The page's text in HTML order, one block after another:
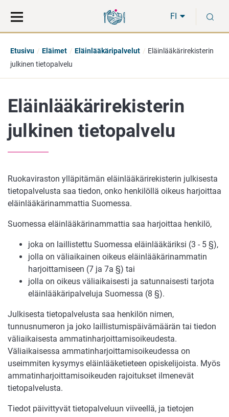
suoraan
sisältöön
koko
sivuston
FI
Etusivu Eläimet Eläinlääkäripalvelut
Eläinlääkärirekisterin
julkinen tietopalvelu
Eläinlääkärirekisterin
julkinen tietopalvelu
Ruokaviraston ylläpitämän eläinlääkärirekisterin julkisesta
tietopalvelusta saa tiedon, onko henkilöllä oikeus harjoittaa
eläinlääkärinammattia Suomessa.
Suomessa eläinlääkärinammattia saa harjoittaa henkilö,
joka on laillistettu Suomessa eläinlääkäriksi (3 - 5 §),
jolla on väliaikainen oikeus eläinlääkärinammatin
harjoittamiseen (7 ja 7a §) tai
jolla on oikeus väliaikaisesti ja satunnaisesti tarjota
eläinlääkäripalveluja Suomessa (8 §).
Julkisesta tietopalvelusta saa henkilön nimen,
tunnusnumeron ja joko laillistumispäivämäärän tai tiedon
väliaikaisesta ammatinharjoittamisoikeudesta.
Väliaikaisessa ammatinharjoittamisoikeudessa on
useimmiten kysymys eläinlääketieteen opiskelijoista. Myös
ammatinharjoittamisoikeuden rajoitukset ilmenevät
tietopalvelusta.
Tiedot päivittyvät tietopalveluun viiveellä, ja tietojen